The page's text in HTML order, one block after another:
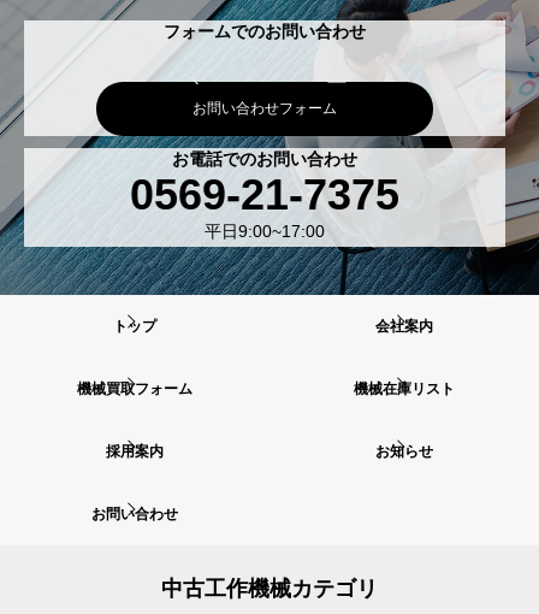
フォームでのお問い合わせ
お問い合わせフォーム
お電話でのお問い合わせ
0569-21-7375
平日9:00~17:00
トップ 会社案内
機械買取フォーム 機械在庫リスト
採用案内 お知らせ
お問い合わせ
中古工作機械カテゴリ